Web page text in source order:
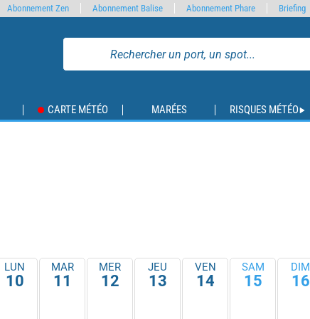
CARTE MÉTÉO MARÉES RISQUES MÉTÉO
LUN
10
MAR
11
MER
12
JEU
13
VEN
14
SAM
15
DIM
16
Abonnement Zen Abonnement Balise Abonnement Phare Briefing